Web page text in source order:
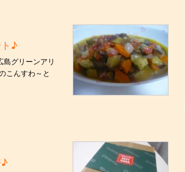
♪
グリーンアリ
こんすわ～と